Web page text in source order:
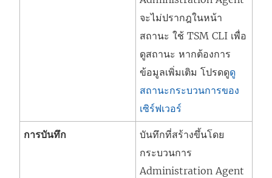
จะไม่ปรากฎในหน้า
สถานะ ใช้ TSM CLI เพื่อ
ดูสถานะ หากต้องการ
ข้อมูลเพิ่มเติม โปรดดูดู
สถานะกระบวนการของ
เซิร์ฟเวอร์
การบันทึก
บันทึกที่สร้างขึ้นโดย
กระบวนการ
Administration Agent